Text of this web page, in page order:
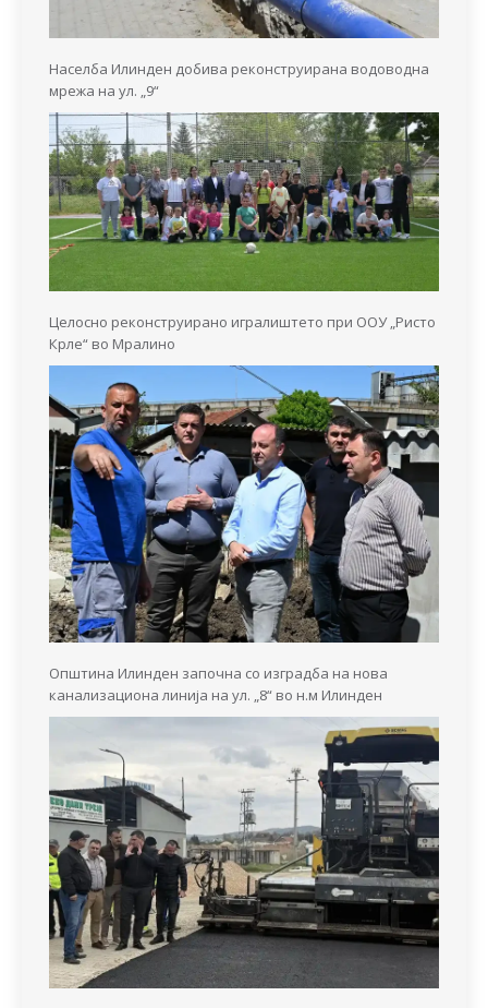
Населба Илинден добива реконструирана водоводна
мрежа на ул. „9“
Целосно реконструирано игралиштето при ООУ „Ристо
Крле“ во Мралино
Општина Илинден започна со изградба на нова
канализациона линија на ул. „8“ во н.м Илинден